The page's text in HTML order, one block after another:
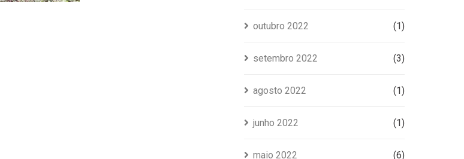
outubro 2022 (1)
setembro 2022 (3)
agosto 2022 (1)
junho 2022 (1)
maio 2022 (6)